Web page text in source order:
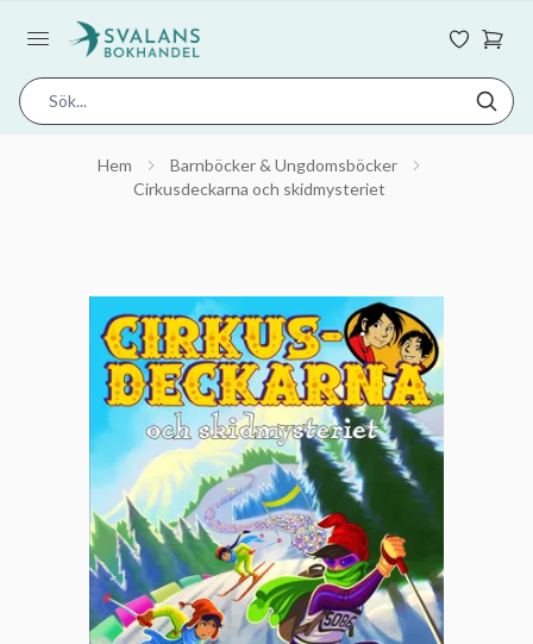
Hem
Barnböcker & Ungdomsböcker
Cirkusdeckarna och skidmysteriet